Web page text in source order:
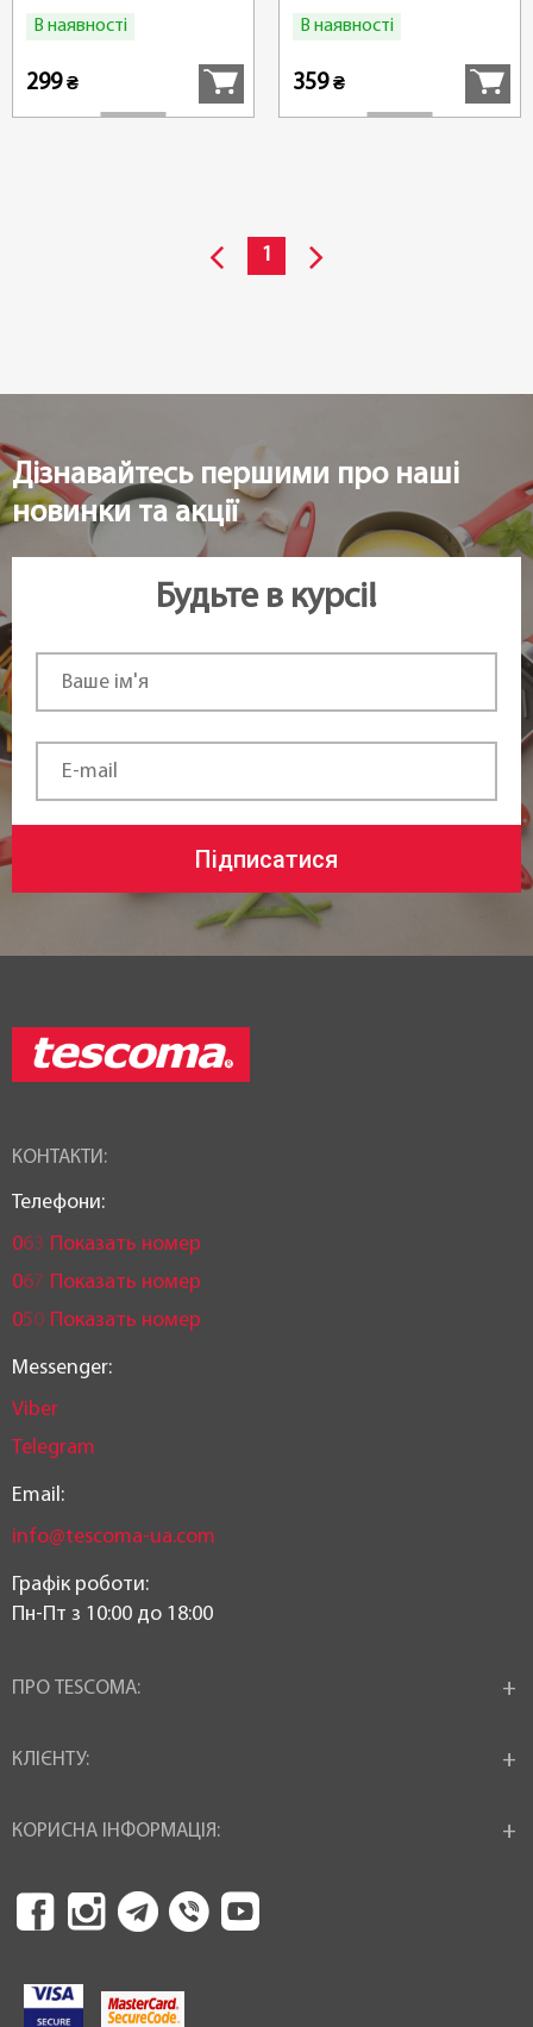
В наявності
299₴
В наявності
359₴
1
Дізнавайтесь першими про наші
новинки та акції
Будьте в курсі!
Підписатися
КОНТАКТИ:
Телефони:
063 Показать номер
067 Показать номер
050 Показать номер
Messenger:
Viber
Telegram
Email:
info@tescoma-ua.com
Графік роботи:
Пн-Пт з 10:00 до 18:00
ПРО TESCOMA:
КЛІЄНТУ:
КОРИСНА ІНФОРМАЦІЯ: